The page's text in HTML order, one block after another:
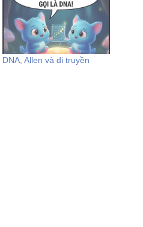
DNA, Allen và di truyền